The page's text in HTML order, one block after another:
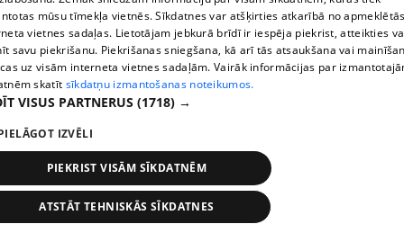
Līguma noteikumi
360 Ziņu kontakti
Helio Media
Portāla palīdzības dienests: e-pasts -
All rights reserved.
Ziņas Meklēt 1188 play
mūsu tīmekļa vietnēs. Sīkdatnes var atšķirties atkarībā no
vietnes sadaļas. Lietotājam jebkurā brīdī ir iespēja piekrist, atteikties
savu piekrišanu. Piekrišanas sniegšana, kā arī tās atsaukšana vai
uz visām interneta vietnes sadaļām. Vairāk informācijas par
skatīt sīkdatņu izmantošanas noteikumos.
VISUS PARTNERUS (1718) →
IZVĒLI
PIEKRIST VISĀM SĪKDATNĒM
ATSTĀT TEHNISKĀS SĪKDATNES